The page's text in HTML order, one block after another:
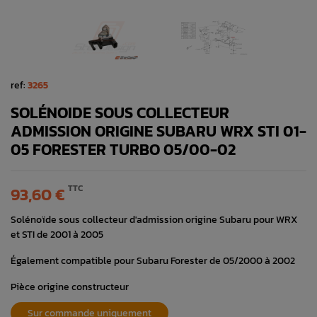
ref:3265
SOLÉNOIDE SOUS COLLECTEUR
ADMISSION ORIGINE SUBARU WRX STI 01-
05 FORESTER TURBO 05/00-02
93,60 € TTC
Solénoïde sous collecteur d'admission origine Subaru pour WRX
et STI de 2001 à 2005
Également compatible pour Subaru Forester de 05/2000 à 2002
Pièce origine constructeur
Sur commande uniquement